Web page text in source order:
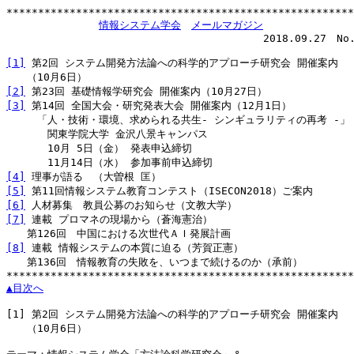
情報システム学会
メールマガジン
2018.09.27　No.13-
[1]
第2回 システム開発方法論への科学的アプローチ研究会 開催案内
[2]
[3]
第14回 全国大会・研究発表大会 開催案内（12月1日）
「人・技術・環境、求められる共生- シンギュラリティの再考 -」
関東学院大学 金沢八景キャンパス
10月 5日（金） 発表申込締切
[4]
[5]
[6]
[7]
連載 プロマネの現場から（蒼海憲治）
[8]
連載 情報システムの本質に迫る（芳賀正憲）
第136回　情報教育の失敗を、いつまで続けるのか（承前）
▲目次へ
[1]
第2回 システム開発方法論への科学的アプローチ研究会 開催案内
（10月6日）